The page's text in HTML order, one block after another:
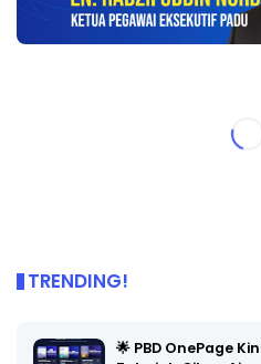
TRENDING!
🌟 PBD OnePage